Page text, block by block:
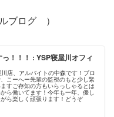
ブログ ）
！！！ : YSP寝屋川オフィ
店、アルバイトの中森です！ブロ
こーへー先輩の監視のもと少し緊
すご存知の方もいらっしゃるとは
ら働いてます！今年も一年、優し
ら楽しく頑張ります！どうぞ